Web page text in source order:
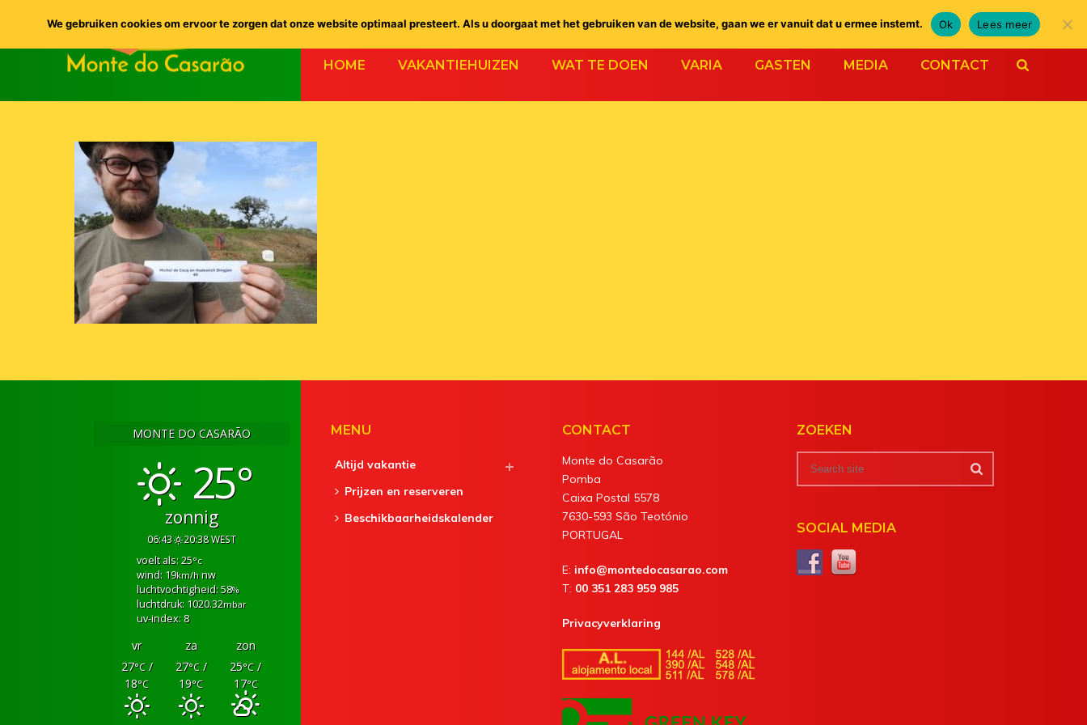
HOME VAKANTIEHUIZEN WAT TE DOEN VARIA GASTEN MEDIA CONTACT
MONTE DO CASARÃO
25°
zonnig
06:43 20:38 WEST
voelt als: 25°c
wind: 19km/h nw
luchtvochtigheid: 58%
luchtdruk: 1020.32mbar
uv-index: 8
vr za
zon
27°C/
18°C
27°C/
19°C
25°C /
17°C
MENU
Altijd vakantie
Prijzen en reserveren
Beschikbaarheidskalender
CONTACT
Monte do Casarão
Pomba
Caixa Postal 5578
7630-593 São Teotónio
PORTUGAL
E: info@montedocasarao.com
T: 00 351 283 959 985
Privacyverklaring
ZOEKEN
SOCIAL MEDIA
We gebruiken cookies om ervoor te zorgen dat onze website optimaal presteert. Als u doorgaat met het gebruiken van de website, gaan we er vanuit dat u ermee instemt. Ok Lees meer